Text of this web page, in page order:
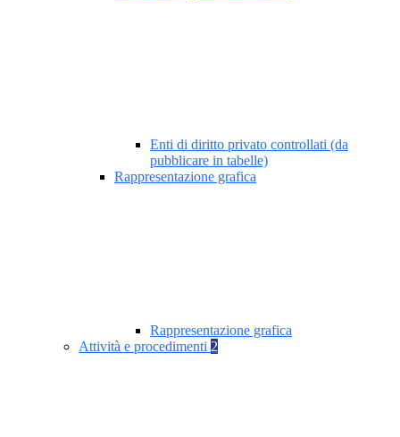
Enti di diritto privato controllati (da
pubblicare in tabelle)
Rappresentazione grafica
Rappresentazione grafica
Attività e procedimenti 2